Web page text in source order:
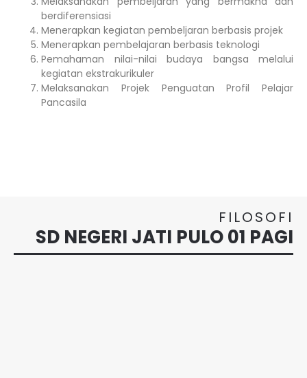
berdiferensiasi
Menerapkan kegiatan pembeljaran berbasis projek
Menerapkan pembelajaran berbasis teknologi
Pemahaman nilai-nilai budaya bangsa melalui
kegiatan ekstrakurikuler
Melaksanakan Projek Penguatan Profil Pelajar
Pancasila
FILOSOFI
SD NEGERI JATI PULO 01 PAGI